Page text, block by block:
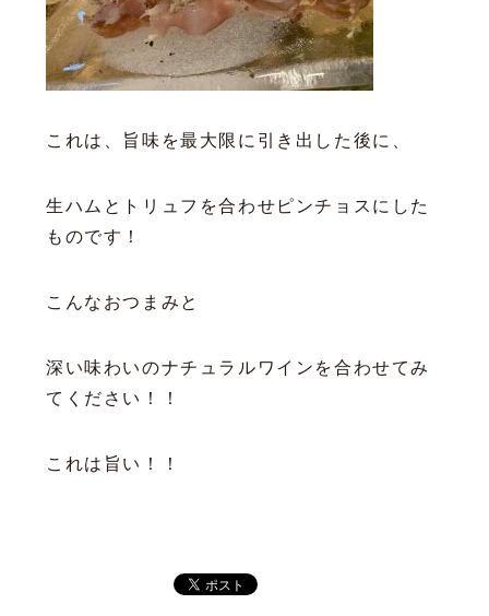
これは、旨味を最大限に引き出した後に、
生ハムとトリュフを合わせピンチョスにした
ものです！
こんなおつまみと
深い味わいのナチュラルワインを合わせてみ
てください！！
これは旨い！！